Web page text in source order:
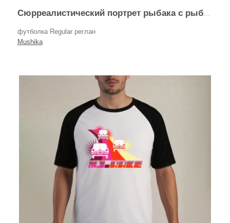
Сюрреалистический портрет рыбака с рыбкой вместо глаза РЫБАК РЫБАКА
футболка Regular реглан
Mushika